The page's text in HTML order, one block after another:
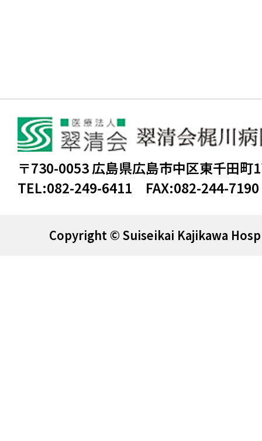
〒730-0053 広島県広島市中区東千田町
TEL:082-249-6411 FAX:082-244-7190
Copyright © Suiseikai Kajikawa